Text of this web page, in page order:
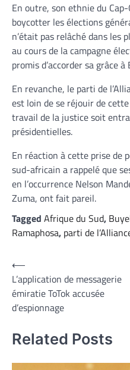
En outre, son ethnie du
boycotter les élections
n’était pas relâché dans les
au cours de la campagne
promis d’accorder sa grâce
En revanche, le parti de
est loin de se réjouir de
travail de la justice soit
présidentielles.
En réaction à cette prise de
sud-africain a rappelé que
en l’occurrence Nelson
Zuma, ont fait pareil.
Tagged Afrique du Sud,
Ramaphosa, parti de
Navigation
de
l’article
⟵
L’application de messagerie
émiratie ToTok accusée
d’espionnage
Related Posts